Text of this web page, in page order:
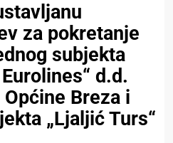
za pokretanje
subjekta
d.d.
Breza i
„Ljaljić Turs“